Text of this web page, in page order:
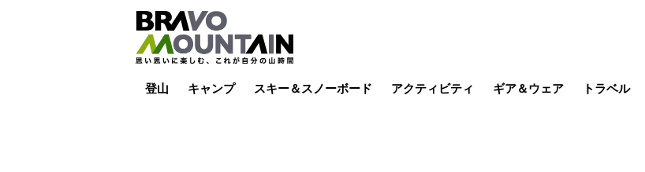
登山 キャンプ スキー＆スノーボード アクティビティ ギア＆ウェア トラベル